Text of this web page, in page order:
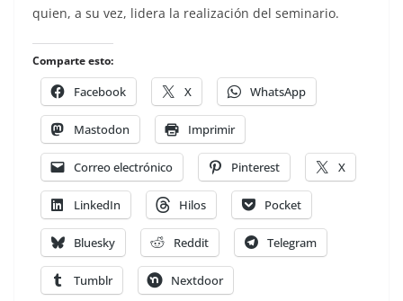
quien, a su vez, lidera la realización del seminario.
Comparte esto:
Facebook X WhatsApp
Mastodon Imprimir
Correo electrónico Pinterest X
LinkedIn Hilos Pocket
Bluesky Reddit Telegram
Tumblr Nextdoor